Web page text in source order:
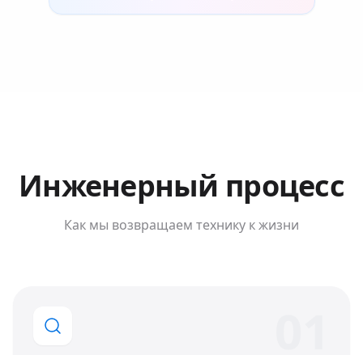
Инженерный процесс
Как мы возвращаем технику к жизни